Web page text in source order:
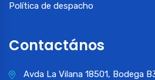
Política de despacho
Contactános
Avda La Vilana 18501, Bodega